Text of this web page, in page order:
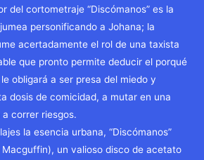
del cortometraje “Discómanos” es la
personificando a Johana; la
acertadamente el rol de una taxista
que pronto permite deducir el porqué
obligará a ser presa del miedo y
dosis de comicidad, a mutar en una
correr riesgos.
la esencia urbana, “Discómanos”
un valioso disco de acetato